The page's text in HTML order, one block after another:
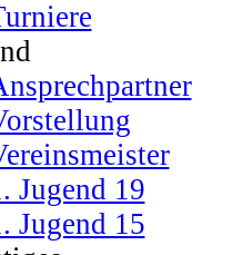
Jugend 19
Jugend 15